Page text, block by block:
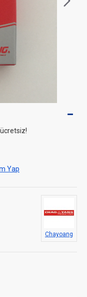
Yap
Chayoang